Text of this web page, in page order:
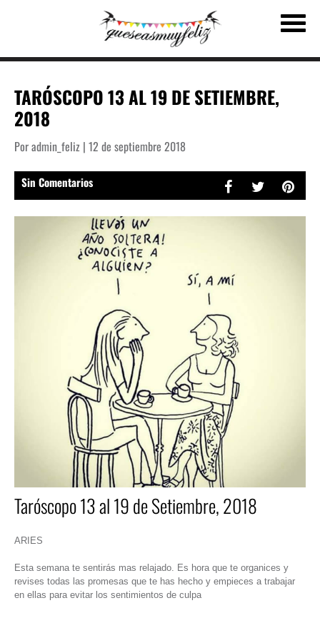
TARÓSCOPO 13 AL 19 DE SETIEMBRE,
2018
Por admin_feliz | 12 de septiembre 2018
Sin Comentarios
Taróscopo 13 al 19 de Setiembre, 2018
ARIES
Esta semana te sentirás mas relajado. Es hora que te organices y
revises todas las promesas que te has hecho y empieces a trabajar
en ellas para evitar los sentimientos de culpa